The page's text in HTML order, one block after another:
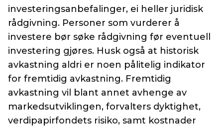
investeringsanbefalinger, ei heller juridisk
rådgivning. Personer som vurderer å
investere bør søke rådgivning før eventuell
investering gjøres. Husk også at historisk
avkastning aldri er noen pålitelig indikator
for fremtidig avkastning. Fremtidig
avkastning vil blant annet avhenge av
markedsutviklingen, forvalters dyktighet,
verdipapirfondets risiko, samt kostnader